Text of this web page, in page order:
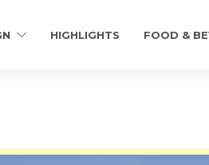
HIGHLIGHTS FOOD &